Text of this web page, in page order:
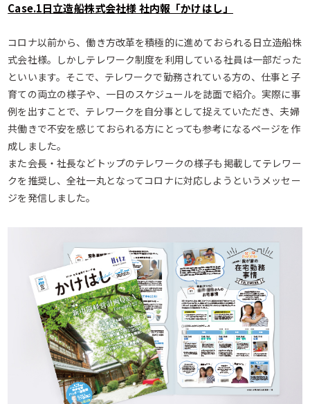
Case.1日立造船株式会社様 社内報「かけはし」
コロナ以前から、働き方改革を積極的に進めておられる日立造船株
式会社様。しかしテレワーク制度を利用している社員は一部だった
といいます。そこで、テレワークで勤務されている方の、仕事と子
育ての両立の様子や、一日のスケジュールを誌面で紹介。実際に事
例を出すことで、テレワークを自分事として捉えていただき、夫婦
共働きで不安を感じておられる方にとっても参考になるページを作
成しました。
また会長・社長などトップのテレワークの様子も掲載してテレワー
クを推奨し、全社一丸となってコロナに対応しようというメッセー
ジを発信しました。